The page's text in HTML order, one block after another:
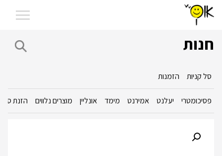
חנות
סל קניות הזמנות
פסיכומטרי יעלנט אמירנט מימד אונליין מוצרים נלווים הזנת